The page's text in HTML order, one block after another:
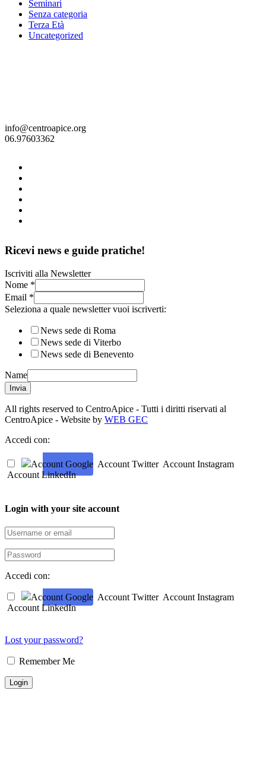
Seminari
Senza categoria
Terza Età
Uncategorized
info@centroapice.org
06.97603362
Ricevi news e guide pratiche!
Iscriviti alla Newsletter
Nome *
Email *
Seleziona a quale newsletter vuoi iscriverti:
News sede di Roma
News sede di Viterbo
News sede di Benevento
Name
Invia
All rights reserved to CentroApice - Tutti i diritti riservati al
CentroApice - Website by WEB GEC
Accedi con:
Account Google Account Twitter Account Instagram
Account LinkedIn
Login with your site account
Accedi con:
Account Google Account Twitter Account Instagram
Account LinkedIn
Lost your password?
Remember Me